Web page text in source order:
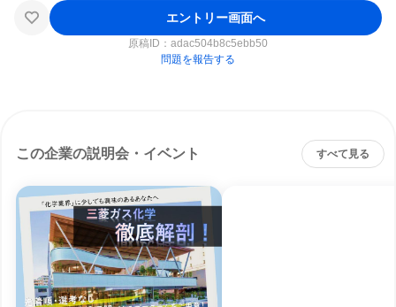
エントリー画面へ
原稿ID： adac504b8c5ebb50
問題を報告する
この企業の説明会・イベント すべて見る